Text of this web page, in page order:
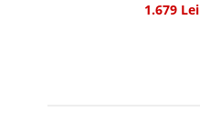
1.679 Lei